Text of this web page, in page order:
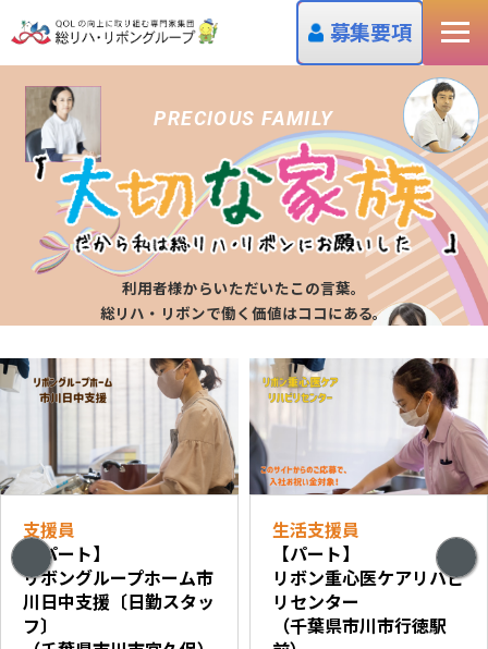
募集要項
PRECIOUS FAMILY
利用者様からいただいたこの言葉。
総リハ・リボンで働く価値はココにある。
支援員
【パート】
リボングループホーム市
川日中支援〔日勤スタッ
フ〕
生活支援員
【パート】
リボン重心医ケアリハビ
リセンター
（千葉県市川市行徳駅